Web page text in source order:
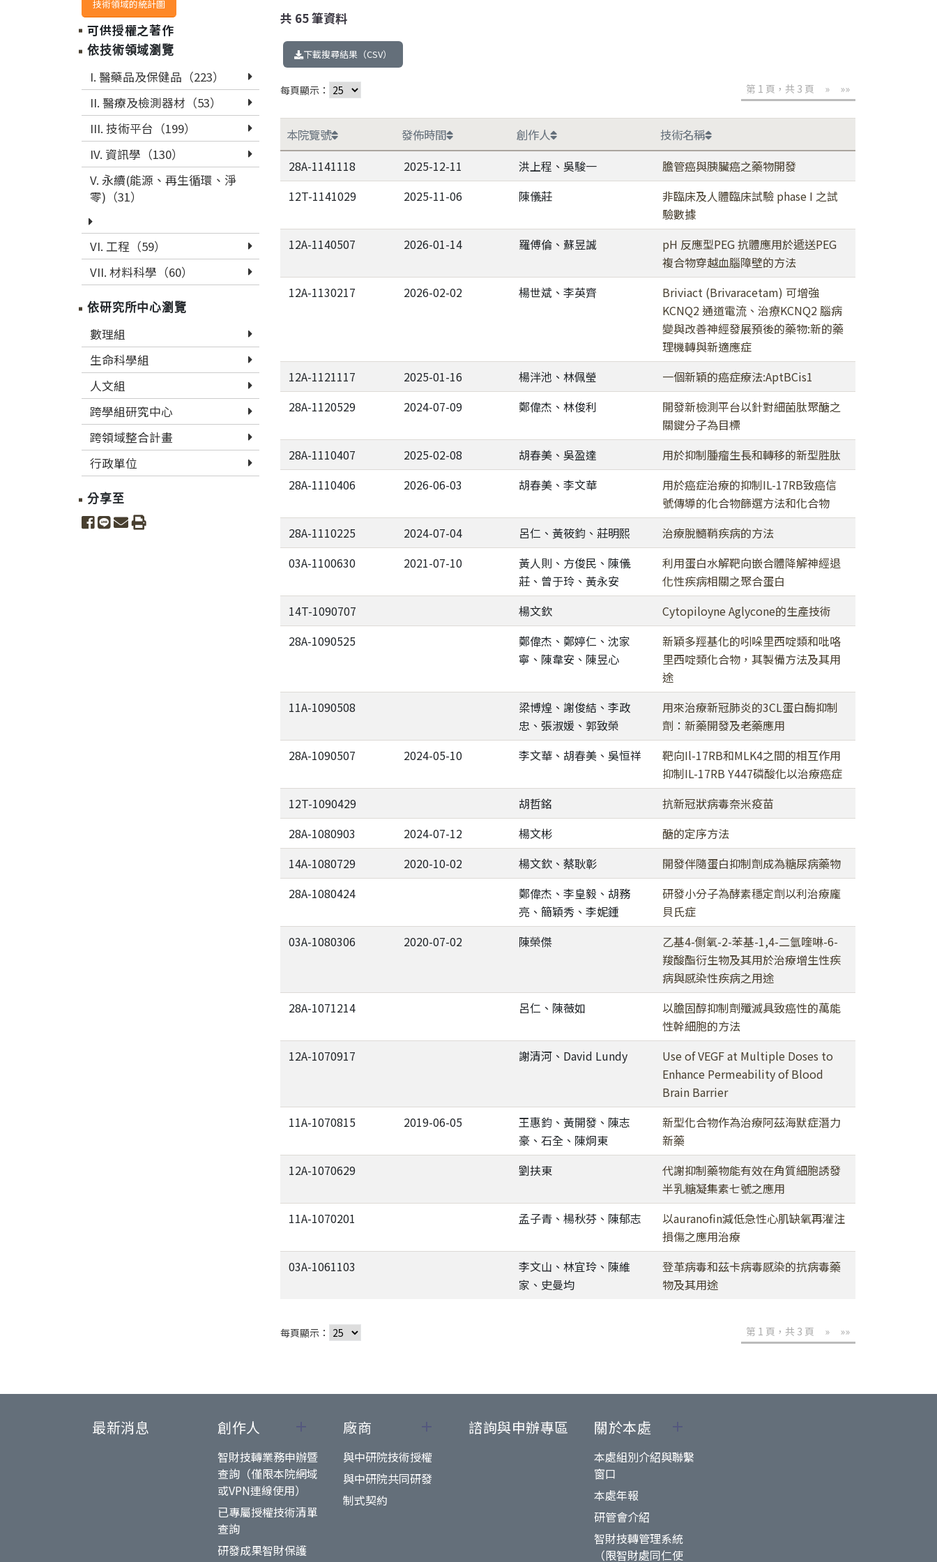
技術領域的統計圖
可供授權之著作
依技術領域瀏覽
I. 醫藥品及保健品（223）
II. 醫療及檢測器材（53）
III. 技術平台（199）
IV. 資訊學（130）
V. 永續(能源、再生循環、淨
零)（31）
VI. 工程（59）
VII. 材料科學（60）
依研究所中心瀏覽
數理組
生命科學組
人文組
跨學組研究中心
跨領域整合計畫
行政單位
分享至
share to facebook
share to line
share to email
print
共 65筆資料
下載搜尋結果（CSV）
每頁顯示： 第 1 頁，共 3 頁 » »»
本院覽號 發佈時間 創作人
技術名稱
28A-1141118
2025-12-11 洪上程、吳駿一
膽管癌與胰臟癌之藥物開發
12T-1141029
2025-11-06 陳儀莊
非臨床及人體臨床試驗 phase I 之試
驗數據
12A-1140507
2026-01-14 羅傅倫、蘇昱誠
pH 反應型PEG 抗體應用於遞送PEG
複合物穿越血腦障壁的方法
12A-1130217
2026-02-02 楊世斌、李英齊
Briviact (Brivaracetam) 可增強
KCNQ2 通道電流、治療KCNQ2 腦病
變與改善神經發展預後的藥物:新的藥
理機轉與新適應症
12A-1121117
2025-01-16 楊泮池、林佩瑩
一個新穎的癌症療法:AptBCis1
28A-1120529
2024-07-09 鄭偉杰、林俊利
開發新檢測平台以針對細菌肽聚醣之
關鍵分子為目標
28A-1110407
2025-02-08 胡春美、吳盈達
用於抑制腫瘤生長和轉移的新型胜肽
28A-1110406
2026-06-03 胡春美、李文華
用於癌症治療的抑制IL-17RB致癌信
號傳導的化合物篩選方法和化合物
28A-1110225
2024-07-04 呂仁、黃筱鈞、莊明熙
治療脫髓鞘疾病的方法
03A-1100630
2021-07-10
黃人則、方俊民、陳儀
莊、曾于玲、黃永安
利用蛋白水解靶向嵌合體降解神經退
化性疾病相關之聚合蛋白
14T-1090707
楊文欽
Cytopiloyne Aglycone的生產技術
28A-1090525
鄭偉杰、鄭婷仁、沈家
寧、陳韋安、陳昱心
新穎多羥基化的吲哚里西啶類和吡咯
里西啶類化合物，其製備方法及其用
途
11A-1090508
梁博煌、謝俊結、李政
忠、張淑媛、郭致榮
用來治療新冠肺炎的3CL蛋白酶抑制
劑：新藥開發及老藥應用
28A-1090507
2024-05-10 李文華、胡春美、吳恒祥
靶向Il-17RB和MLK4之間的相互作用
抑制IL-17RB Y447磷酸化以治療癌症
12T-1090429
胡哲銘
抗新冠狀病毒奈米疫苗
28A-1080903
2024-07-12 楊文彬
醣的定序方法
14A-1080729
2020-10-02 楊文欽、蔡耿彰
開發伴隨蛋白抑制劑成為糖尿病藥物
28A-1080424
鄭偉杰、李皇毅、胡務
亮、簡穎秀、李妮鍾
研發小分子為酵素穩定劑以利治療龐
貝氏症
03A-1080306
2020-07-02 陳榮傑
乙基4-側氧-2-苯基-1,4-二氫喹啉-6-
羧酸酯衍生物及其用於治療增生性疾
病與感染性疾病之用途
28A-1071214
呂仁、陳薇如
以膽固醇抑制劑殲滅具致癌性的萬能
性幹細胞的方法
12A-1070917
謝清河、David Lundy
Use of VEGF at Multiple Doses to
Enhance Permeability of Blood
Brain Barrier
11A-1070815
2019-06-05
王惠鈞、黃開發、陳志
豪、石全、陳炯東
新型化合物作為治療阿茲海默症潛力
新藥
12A-1070629
劉扶東
代謝抑制藥物能有效在角質細胞誘發
半乳糖凝集素七號之應用
11A-1070201
孟子青、楊秋芬、陳郁志
以auranofin減低急性心肌缺氧再灌注
損傷之應用治療
03A-1061103
李文山、林宜玲、陳維
家、史曼均
登革病毒和茲卡病毒感染的抗病毒藥
物及其用途
每頁顯示： 第 1 頁，共 3 頁 » »»
最新消息 創作人
智財技轉業務申辦暨
查詢（僅限本院網域
或VPN連線使用）
已專屬授權技術清單
查詢
研發成果智財保護
廠商
與中研院技術授權
與中研院共同研發
制式契約
諮詢與申辦專區 關於本處
本處組別介紹與聯繫
窗口
本處年報
研管會介紹
智財技轉管理系統
（限智財處同仁使